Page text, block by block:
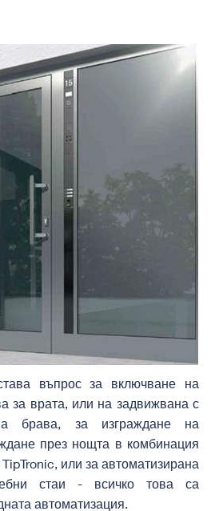
въпрос за включване на
за врата, или на задвижвана с
брава, за изграждане на
през нощта в комбинация
или за автоматизирана
стаи - всичко това са
автоматизация.